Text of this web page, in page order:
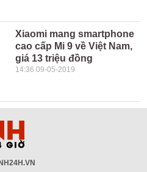
Xiaomi mang smartphone
cao cấp Mi 9 về Việt Nam,
giá 13 triệu đồng
14:36 09-05-2019